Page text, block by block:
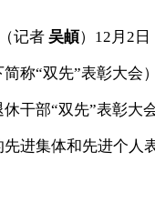
（记者 吴頔）12月2
称“双先”表彰大
干部“双先”表彰
进集体和先进个